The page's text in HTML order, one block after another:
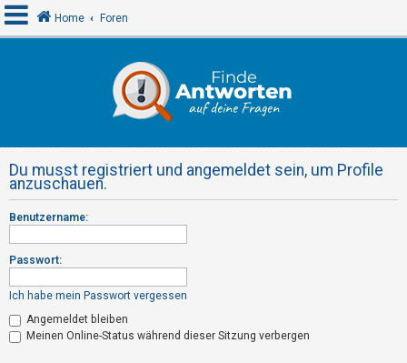
e
l
d
e
n
R
e
Home Foren
Du musst registriert und angemeldet sein, um Profile
anzuschauen.
Benutzername:
Passwort:
Ich habe mein Passwort vergessen
Angemeldet bleiben
Meinen Online-Status während dieser Sitzung verbergen